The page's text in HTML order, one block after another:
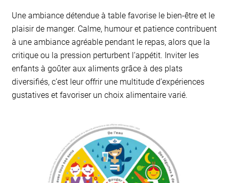
Une ambiance détendue à table favorise le bien-être et le
plaisir de manger. Calme, humour et patience contribuent
à une ambiance agréable pendant le repas, alors que la
critique ou la pression perturbent l’appétit. Inviter les
enfants à goûter aux aliments grâce à des plats
diversifiés, c’est leur offrir une multitude d’expériences
gustatives et favoriser un choix alimentaire varié.